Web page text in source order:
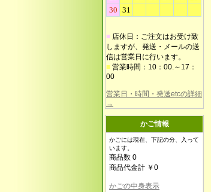
■ 店休日：ご注文はお受け致
しますが、発送・メールの送
信は営業日に行います。
■ 営業時間：10：00.～17：
00
営業日・時間・発送etcの詳細
→
かご情報
かごには現在、下記の分、入って
います。
商品数 0
商品代金計 ￥0
かごの中身表示